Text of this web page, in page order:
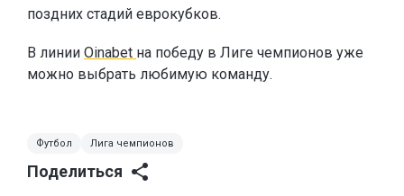
поздних стадий еврокубков.
В линии Oinabet на победу в Лиге чемпионов уже
можно выбрать любимую команду.
Футбол Лига чемпионов
Поделиться